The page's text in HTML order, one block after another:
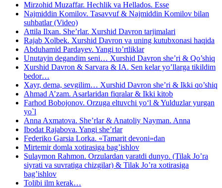
Mirzohid Muzaffar. Hechlik va Hellados. Esse
Najmiddin Komilov. Tasavvuf & Najmiddin Komilov bilan
suhbatlar (Video)
Attila Ilxan. She’rlar. Xurshid Davron tarjimalari
Rajab Xolbek. Xurshid Davron va uning kutubxonasi haqida
Abduhamid Pardayev. Yangi to’rtliklar
Unutayin degandim seni… Xurshid Davron she’ri & Qo’shiq
Xurshid Davron & Sarvara & IA. Sen kelar yo’llarga tikildim
bedor…
Xayr, dema, sevgilim… Xurshid Davron she’ri & Ikki qo’shiq
Ahmad A’zam. Asarlaridan fiqralar & Ikki kitob
Farhod Bobojonov. Orzuga eltuvchi yo‘l & Yulduzlar yurgan
yo`l
Anna Axmatova. She’rlar & Anatoliy Nayman. Anna
Ibodat Rajabova. Yangi she’rlar
Federiko Garsia Lorka. «Tamarit devoni»dan
Mirtemir domla xotirasiga bag’ishlov
Sulaymon Rahmon. Orzulardan yaratdi dunyo. (Tilak Jo’ra
siyrati va suvratiga chizgilar) & Tilak Jo’ra xotirasiga
bag’ishlov
Tolibi ilm kerak…